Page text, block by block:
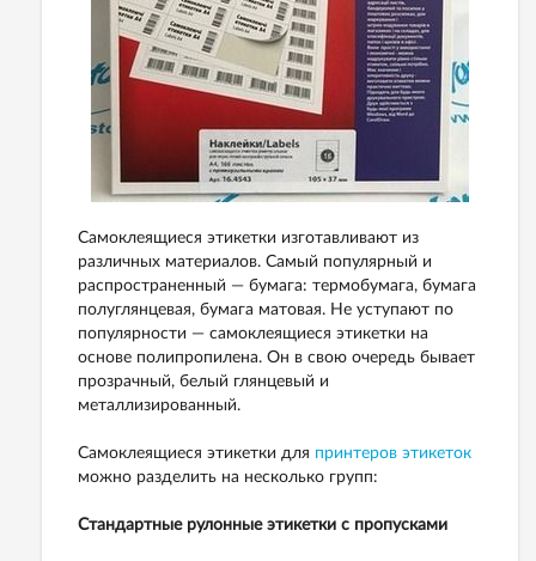
Самоклеящиеся этикетки изготавливают из
различных материалов. Самый популярный и
распространенный — бумага: термобумага, бумага
полуглянцевая, бумага матовая. Не уступают по
популярности — самоклеящиеся этикетки на
основе полипропилена. Он в свою очередь бывает
прозрачный, белый глянцевый и
металлизированный.
Самоклеящиеся этикетки для принтеров этикеток
можно разделить на несколько групп:
Стандартные рулонные этикетки с пропусками